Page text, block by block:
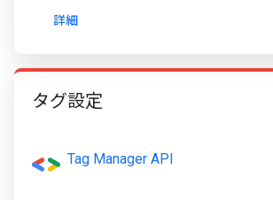
詳細
タグ設定
Tag Manager API